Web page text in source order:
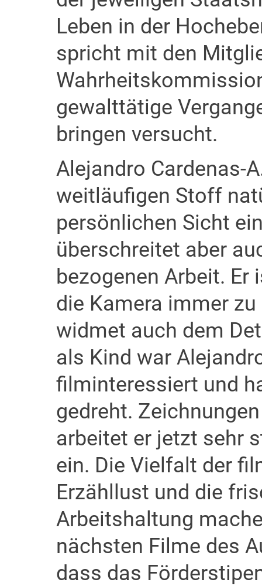
Leben in der
spricht mit den
gewalttätige
bringen versucht.
Alejandro Cardenas-
weitläufigen Stoff
persönlichen Sicht
überschreitet aber
bezogenen Arbeit.
die Kamera immer
widmet auch dem
als Kind war
filminteressiert und
gedreht.
arbeitet er jetzt sehr
ein. Die Vielfalt der
Erzähllust und die
Arbeitshaltung
nächsten Filme des
dass das